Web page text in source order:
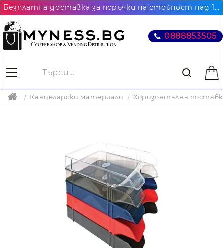
Безплатна доставка за поръчки на стойност над 102.26€ / 200лв. до най-близкия до Вас офис на Еконт
0888853505
Канцеларски материали Хоризонтална
Цена на продукта: